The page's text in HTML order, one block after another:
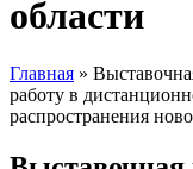
области
Вы здесь
Главная »
работу в
распространения